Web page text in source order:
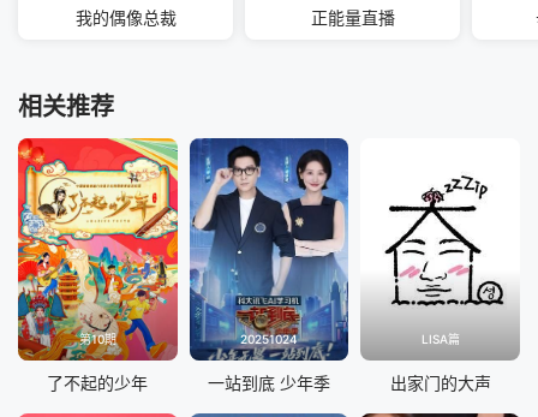
我的偶像总裁 正能量直播
相关推荐
第10期
了不起的少年
20251024
一站到底 少年季
LISA篇
出家门的大声